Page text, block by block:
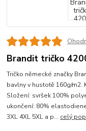
Brandit tričko
Tričko německé značky
bavlny v hustotě 160g/
Složení: svršek 100%
ukončení: 80%
3XL 4XL 5XL a p... celý